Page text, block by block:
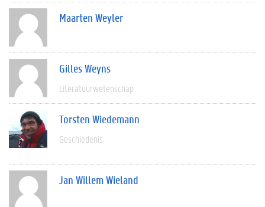
Maarten Weyler
Gilles Weyns
Literatuurwetenschap
Torsten Wiedemann
Geschiedenis
Jan Willem Wieland